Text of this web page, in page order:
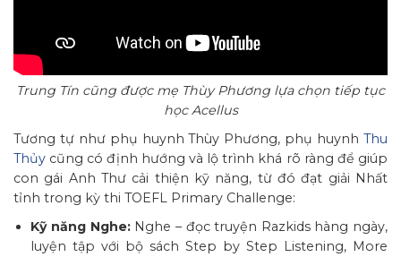
Trung Tín cũng được mẹ Thùy Phương lựa chọn tiếp tục
học Acellus
Tương tự như phụ huynh Thùy Phương, phụ huynh Thu
Thủy cũng có định hướng và lộ trình khá rõ ràng để giúp
con gái Anh Thư cải thiện kỹ năng, từ đó đạt giải Nhất
tỉnh trong kỳ thi TOEFL Primary Challenge:
Kỹ năng Nghe:Nghe – đọc truyện Razkids hàng ngày,
luyện tập với bộ sách Step by Step Listening, More